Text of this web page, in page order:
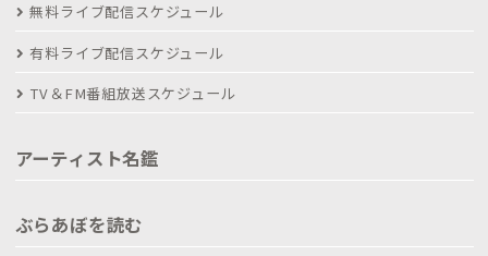
無料ライブ配信スケジュール
有料ライブ配信スケジュール
TV＆FM番組放送スケジュール
アーティスト名鑑
ぶらあぼを読む